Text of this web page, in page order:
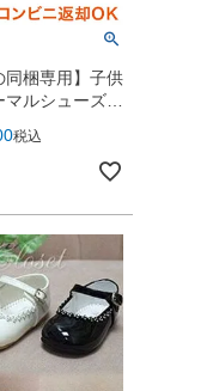
同梱専用】子供
ルシューズ
YP057）
税込